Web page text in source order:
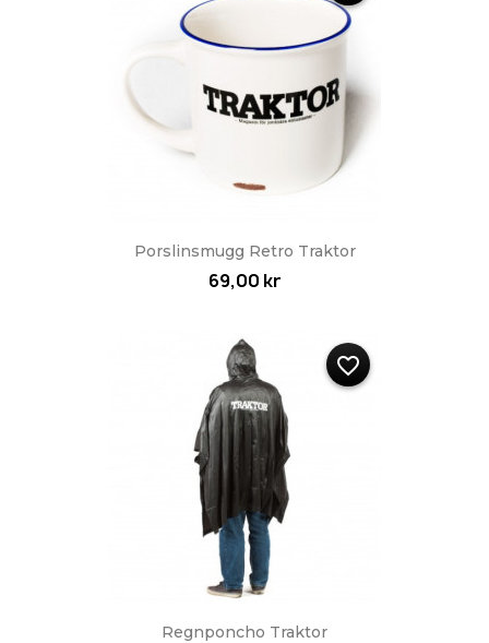
Porslinsmugg Retro Traktor
69,00 kr
Regnponcho Traktor
favorite_border